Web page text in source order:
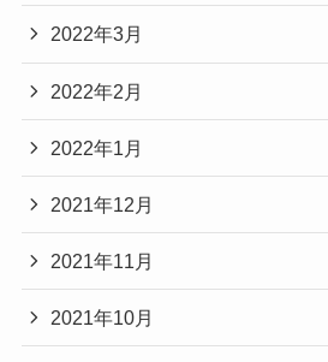
2022年3月
2022年2月
2022年1月
2021年12月
2021年11月
2021年10月